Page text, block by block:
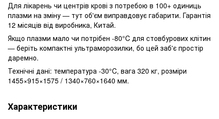
Для лікарень чи центрів крові з потребою в 100+ одиниць
плазми на зміну — тут об'єм виправдовує габарити. Гарантія
12 місяців від виробника, Китай.
Якщо плазми мало чи потрібен -80°C для стовбурових клітин
— беріть компактні ультраморозилки, бо цей заб'є простір
даремно.
Технічні дані: температура -30°C, вага 320 кг, розміри
1455×915×1575 / 1340×760×1640 мм.
Характеристики